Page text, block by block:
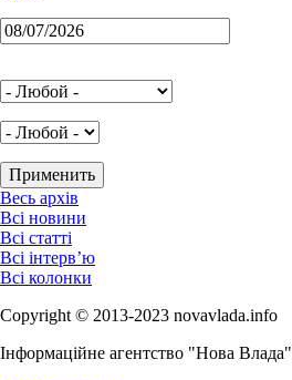
Весь архів
Всі новини
Всі статті
Всі інтерв’ю
Всі колонки
Copyright © 2013-2023 novavlada.info
Інформаційне агентство "Нова Влада"